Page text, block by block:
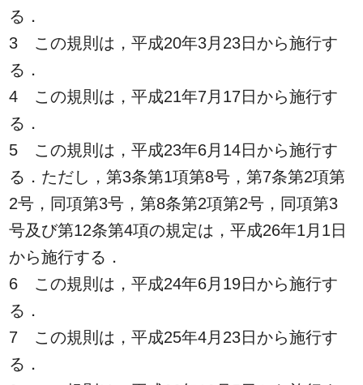
る．
3 この規則は，平成20年3月23日から施行す
る．
4 この規則は，平成21年7月17日から施行す
る．
5 この規則は，平成23年6月14日から施行す
る．ただし，第3条第1項第8号，第7条第2項第
2号，同項第3号，第8条第2項第2号，同項第3
号及び第12条第4項の規定は，平成26年1月1日
から施行する．
6 この規則は，平成24年6月19日から施行す
る．
7 この規則は，平成25年4月23日から施行す
る．